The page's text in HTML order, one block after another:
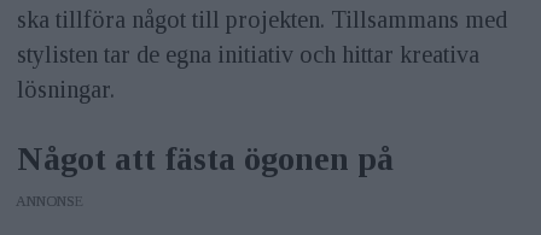
ska tillföra något till projekten. Tillsammans med
stylisten tar de egna initiativ och hittar kreativa
lösningar.
Något att fästa ögonen på
ANNONS